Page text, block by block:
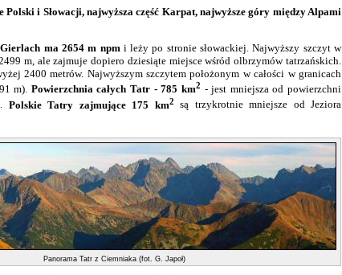
Polski i Słowacji, najwyższa część Karpat, najwyższe góry między Alpami
ma 2654 m npmi leży po stronie słowackiej. Najwyższy szczyt w
m, ale zajmuje dopiero dziesiąte miejsce wśród olbrzymów tatrzańskich.
2400 metrów. Najwyższym szczytem położonym w całości w granicach
m). Powierzchnia całych Tatr - 785 km2 - jest mniejsza od powierzchni
Polskie Tatry zajmujące 175 km2
są trzykrotnie mniejsze od Jeziora
Panorama Tatr z Ciemniaka (fot. G. Japoł)